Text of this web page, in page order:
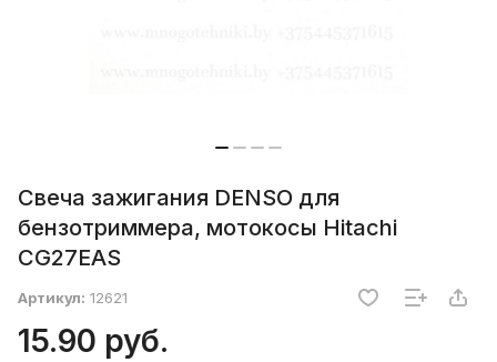
Свеча зажигания DENSO для
бензотриммера, мотокосы Hitachi
CG27EAS
Артикул: 12621
15.90 руб.